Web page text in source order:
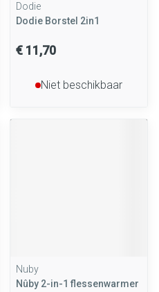
Dodie
Dodie Borstel 2in1
€ 11,70
Niet beschikbaar
Nuby
Nûby 2-in-1 flessenwarmer